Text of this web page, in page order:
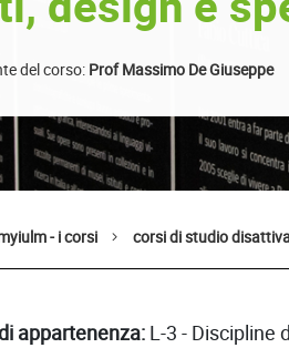
del corso: Prof Massimo De Giuseppe
- i corsi corsi di studio
appartenenza:L-3 - Discipline